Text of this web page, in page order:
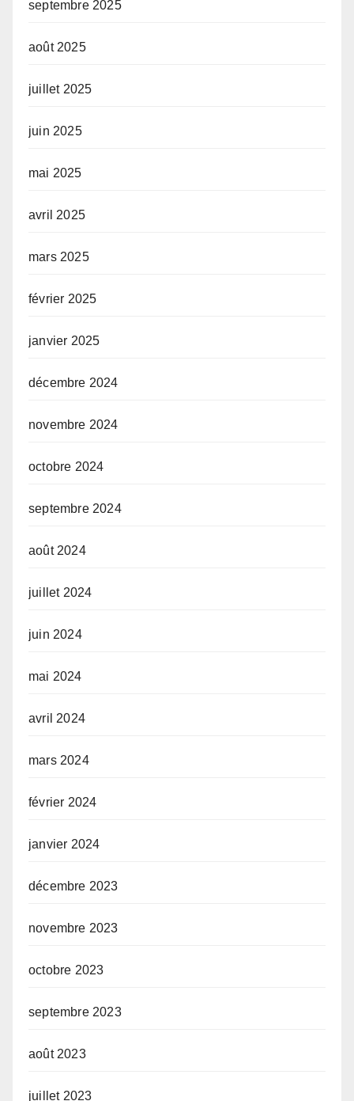
septembre 2025
août 2025
juillet 2025
juin 2025
mai 2025
avril 2025
mars 2025
février 2025
janvier 2025
décembre 2024
novembre 2024
octobre 2024
septembre 2024
août 2024
juillet 2024
juin 2024
mai 2024
avril 2024
mars 2024
février 2024
janvier 2024
décembre 2023
novembre 2023
octobre 2023
septembre 2023
août 2023
juillet 2023